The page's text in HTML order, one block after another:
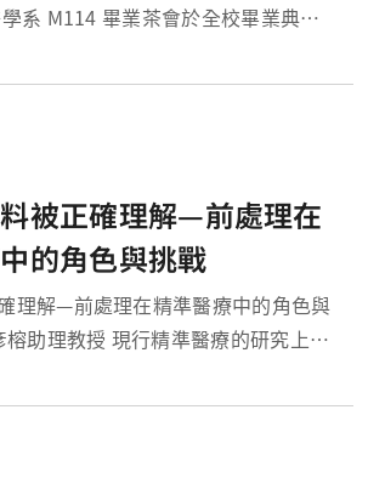
勉勵畢業生：「今天以後，你們就是
被正確理解—前處理在
的角色與挑戰
理解—前處理在精準醫療中的角色與
測，還是藥物反應的個人化的建議，